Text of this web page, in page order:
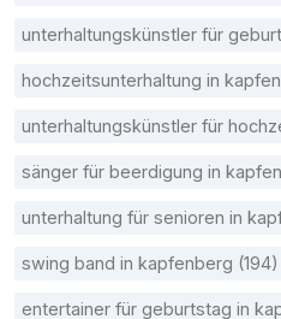
unterhaltungskünstler für
hochzeitsunterhaltung in
unterhaltungskünstler für
sänger für beerdigung in
unterhaltung für senioren in
swing band in kapfenberg (194)
entertainer für geburtstag in